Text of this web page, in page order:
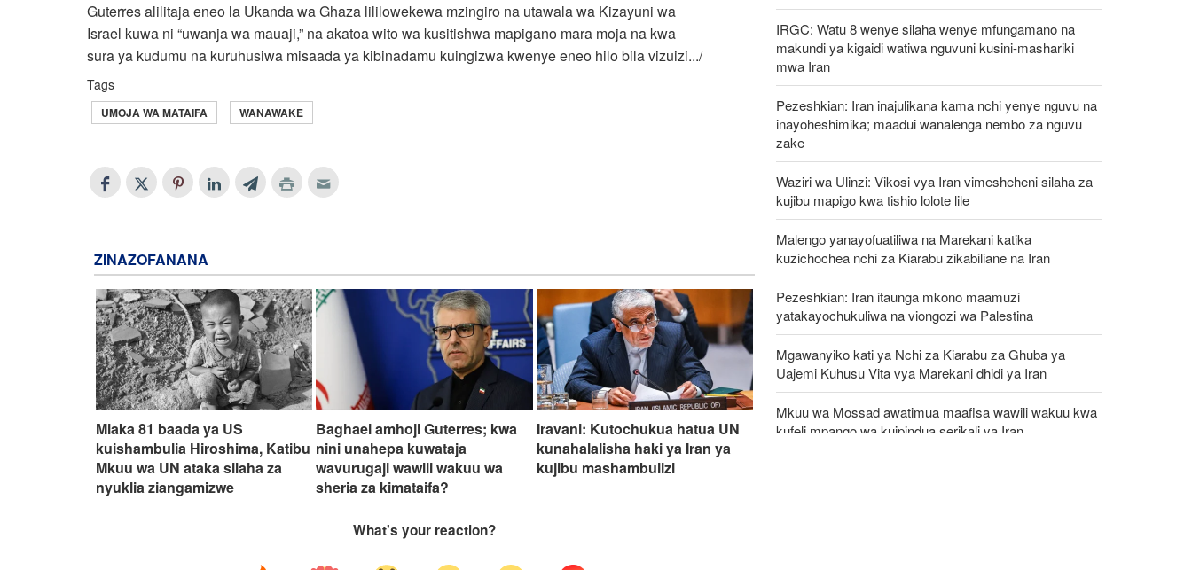
Guterres alilitaja eneo la Ukanda wa Ghaza lililowekewa mzingiro na utawala wa Kizayuni wa
Israel kuwa ni “uwanja wa mauaji,” na akatoa wito wa kusitishwa mapigano mara moja na kwa
sura ya kudumu na kuruhusiwa misaada ya kibinadamu kuingizwa kwenye eneo hilo bila vizuizi.../
Tags
UMOJA WA MATAIFA WANAWAKE
ZINAZOFANANA
Miaka 81 baada ya US
kuishambulia Hiroshima, Katibu
Mkuu wa UN ataka silaha za
nyuklia ziangamizwe
Baghaei amhoji Guterres; kwa
nini unahepa kuwataja
wavurugaji wawili wakuu wa
sheria za kimataifa?
Iravani: Kutochukua hatua UN
kunahalalisha haki ya Iran ya
kujibu mashambulizi
IRGC: Watu 8 wenye silaha wenye mfungamano na
makundi ya kigaidi watiwa nguvuni kusini-mashariki
mwa Iran
Pezeshkian: Iran inajulikana kama nchi yenye nguvu na
inayoheshimika; maadui wanalenga nembo za nguvu
zake
Waziri wa Ulinzi: Vikosi vya Iran vimesheheni silaha za
kujibu mapigo kwa tishio lolote lile
Malengo yanayofuatiliwa na Marekani katika
kuzichochea nchi za Kiarabu zikabiliane na Iran
Pezeshkian: Iran itaunga mkono maamuzi
yatakayochukuliwa na viongozi wa Palestina
Mgawanyiko kati ya Nchi za Kiarabu za Ghuba ya
Uajemi Kuhusu Vita vya Marekani dhidi ya Iran
Mkuu wa Mossad awatimua maafisa wawili wakuu kwa
kufeli mpango wa kuipindua serikali ya Iran